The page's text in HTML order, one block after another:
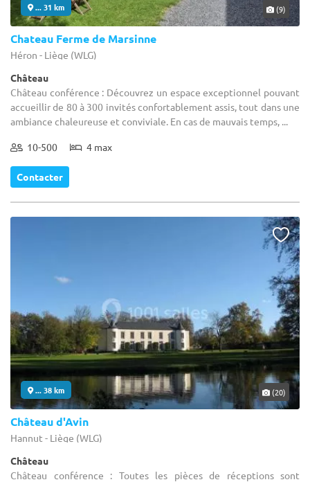
... 31 km (9)
Chateau Ferme de Marsinne
Héron - Liège (WLG)
Château
Château conférence : Découvrez un espace exceptionnel pouvant
accueillir de 80 à 300 invités confortablement assis, tout dans une
ambiance chaleureuse et conviviale. En cas de mauvais temps, ...
10-500 4 max
Contacter
... 38 km (20)
Château d'Avin
Hannut - Liège (WLG)
Château
Château conférence : Toutes les pièces de réceptions sont